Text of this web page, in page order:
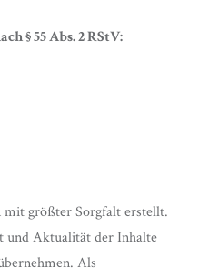
§ 55 Abs. 2 RStV:
mit größter Sorgfalt erstellt.
und Aktualität der Inhalte
Als